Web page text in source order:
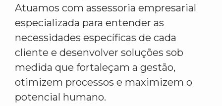
Atuamos com assessoria empresarial
especializada para entender as
necessidades específicas de cada
cliente e desenvolver soluções sob
medida que fortaleçam a gestão,
otimizem processos e maximizem o
potencial humano.